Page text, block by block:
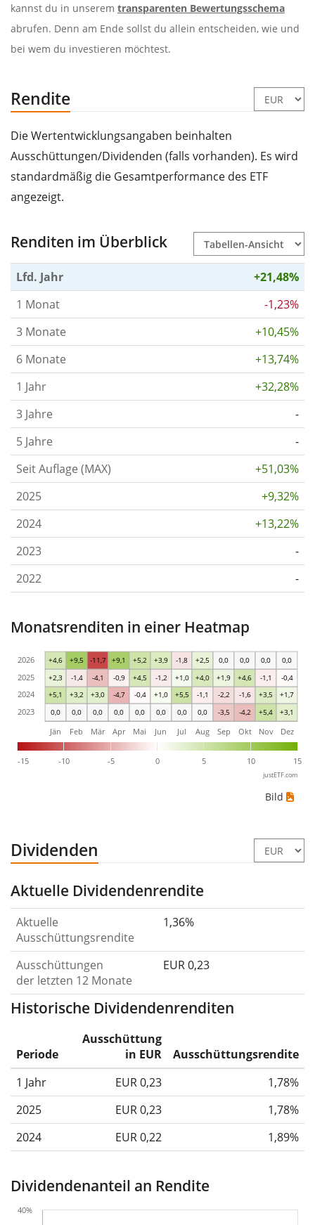
kannst du in unserem transparenten Bewertungsschema
abrufen. Denn am Ende sollst du allein entscheiden, wie und
bei wem du investieren möchtest.
Rendite
Die Wertentwicklungsangaben beinhalten
Ausschüttungen/Dividenden (falls vorhanden). Es wird
standardmäßig die Gesamtperformance des ETF
angezeigt.
Renditen im Überblick
Lfd. Jahr
+21,48%
1 Monat
-1,23%
3 Monate
+10,45%
6 Monate
+13,74%
1 Jahr
+32,28%
3 Jahre
-
5 Jahre
-
Seit Auflage (MAX)
+51,03%
2025
+9,32%
2024
+13,22%
2023
-
2022
-
Monatsrenditen in einer Heatmap
0,0 0,0 0,0 0,0 0,0 0,0 0,0 0,0 -3,5 -4,2 +5,4 +3,1
+5,1 +3,2 +3,0 -4,7 -0,4 +1,0 +5,5 -1,1 -2,2 -1,6 +3,5 +1,7
+2,3 -1,4 -4,1 -0,9 +4,5 -1,2 +1,0 +4,0 +1,9 +4,6 -1,1 -0,4
+4,6 +9,5 -11,7 +9,1 +5,2 +3,9 -1,8 +2,5 0,0 0,0 0,0 0,0
-15 -10 -5 0 5 10 15
Jän Feb Mär Apr Mai Jun Jul Aug Sep Okt Nov Dez
2023
2024
2025
2026
justETF.com
Bild
Dividenden
Aktuelle Dividendenrendite
Aktuelle
Ausschüttungsrendite
1,36%
Ausschüttungen
der letzten 12 Monate
EUR 0,23
Historische Dividendenrenditen
Periode
Ausschüttung
in EUR
Ausschüttungsrendite
1 Jahr
EUR 0,23
1,78%
2025
EUR 0,23
1,78%
2024
EUR 0,22 1,89%
Dividendenanteil an Rendite
40%